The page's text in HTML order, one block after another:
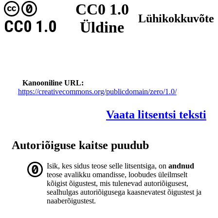
CC0 1.0
Üldine
CC0 1.0 Lühikokkuvõte
Kanooniline URL
https://creativecommons.org/publicdomain/zero/1.0/
Vaata litsentsi teksti
Autoriõiguse kaitse puudub
Isik, kes sidus teose selle litsentsiga, on andnud
teose avalikku omandisse, loobudes üleilmselt
kõigist õigustest, mis tulenevad autoriõigusest,
sealhulgas autoriõigusega kaasnevatest õigustest ja
naaberõigustest.